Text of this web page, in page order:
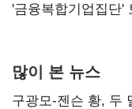
'금융복합기업집단'
많이 본 뉴스
구광모-젠슨 황, 두